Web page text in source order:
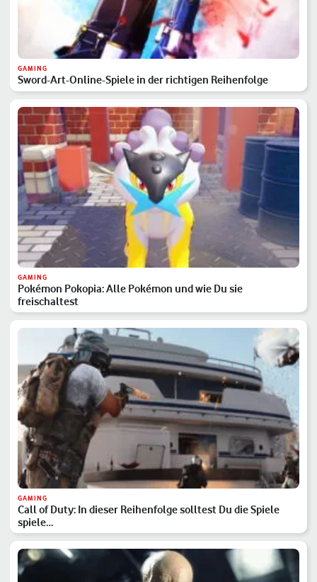
GAMING
Sword-Art-Online-Spiele in der richtigen Reihenfolge
GAMING
Pokémon Pokopia: Alle Pokémon und wie Du sie
freischaltest
GAMING
Call of Duty: In dieser Reihenfolge solltest Du die Spiele
spiele…